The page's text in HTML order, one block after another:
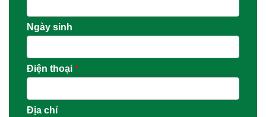
Ngày sinh
Điện thoại *
Địa chỉ